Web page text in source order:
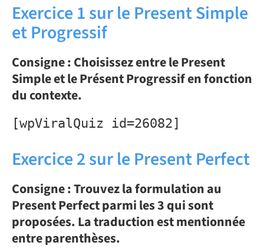
Exercice 1 sur le Present Simple
et Progressif
Consigne : Choisissez entre le Present
Simple et le Présent Progressif en fonction
du contexte.
[wpViralQuiz id=26082]
Exercice 2 sur le Present Perfect
Consigne : Trouvez la formulation au
Present Perfect parmi les 3 qui sont
proposées. La traduction est mentionnée
entre parenthèses.